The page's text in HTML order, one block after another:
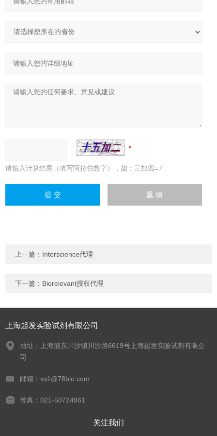
请输入计算结果（填写阿拉伯数字），如：三加四=7
上一篇： Interscience代理
下一篇： Biorelevant授权代理
上海起发实验试剂有限公司
地址：上海浦东川沙镇川沙路6619号上海起发实验试剂有限公
司
邮箱：xs1@78bio.com
传真：021-50724961
关注我们